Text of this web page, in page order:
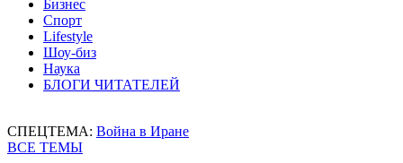
Бизнес
Спорт
Lifestyle
Шоу-биз
Наука
БЛОГИ ЧИТАТЕЛЕЙ
СПЕЦТЕМА: Война в Иране
ВСЕ ТЕМЫ